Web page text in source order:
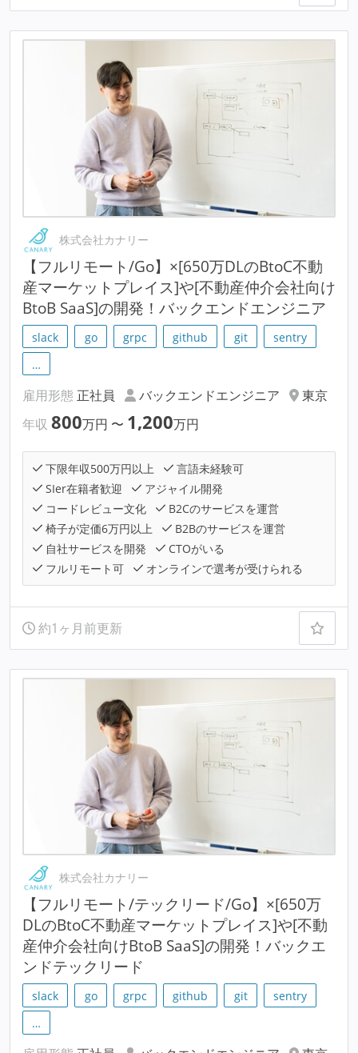
株式会社カナリー
【フルリモート/Go】×[650万DLのBtoC不動
産マーケットプレイス]や[不動産仲介会社向け
BtoB SaaS]の開発！バックエンドエンジニア
slack go grpc github git
sentry
…
雇用形態 正社員 バックエンドエンジニア
東京
年収 800万円 〜 1,200万円
下限年収500万円以上
言語未経験可
SIer在籍者歓迎
アジャイル開発
コードレビュー文化
B2Cのサービスを運営
椅子が定価6万円以上
B2Bのサービスを運営
自社サービスを開発
CTOがいる
フルリモート可
オンラインで選考が受けられる
約1ヶ月前更新
株式会社カナリー
【フルリモート/テックリード/Go】×[650万
DLのBtoC不動産マーケットプレイス]や[不動
産仲介会社向けBtoB SaaS]の開発！バックエ
ンドテックリード
slack go grpc github git
sentry
…